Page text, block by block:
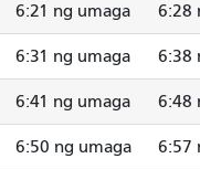
6:21 ng umaga 6:28
6:31 ng umaga 6:38
6:41 ng umaga 6:48
6:50 ng umaga 6:57